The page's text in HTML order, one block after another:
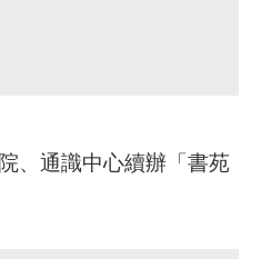
、通識中心續辦「書苑